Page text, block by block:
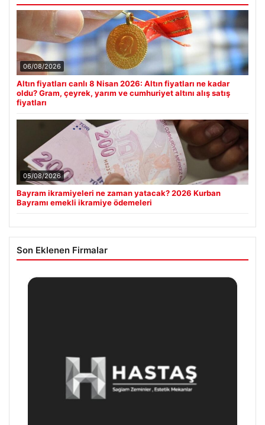
06/08/2026
Altın fiyatları canlı 8 Nisan 2026: Altın fiyatları ne kadar
oldu? Gram, çeyrek, yarım ve cumhuriyet altını alış satış
fiyatları
05/08/2026
Bayram ikramiyeleri ne zaman yatacak? 2026 Kurban
Bayramı emekli ikramiye ödemeleri
Son Eklenen Firmalar